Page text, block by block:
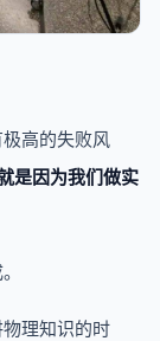
高的失败风
是因为我们做实
理知识的时